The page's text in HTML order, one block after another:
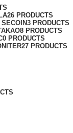
26 PRODUCTS
3 PRODUCTS
8 PRODUCTS
0 PRODUCTS
27 PRODUCTS